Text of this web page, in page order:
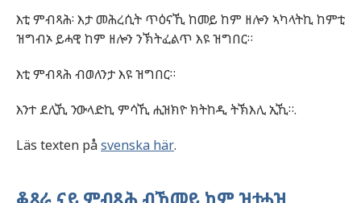
እቲ ምብጻሕ፡ እታ መሕረሲት ጥዕናኺ ከመይ ከም ዘሎን ኣካላትኪ ከምቲ
ዝግብኦ ይሓዊ ከም ዘሎን ንኽትፈልጥ እዩ ዝግበር።
እቲ ምብጻሕ ብወለንታ እዩ ዝግበር።
እንተ ደሊኺ ንውላድኪ ምሳኺ ሒዝክዮ ክትከዲ ትኽእሊ ኢኺ።.
Läs texten påsvenska här.
ቆጸራ ናይ ምብጻሕ ብኸመይ ከም ዝተሓዝ